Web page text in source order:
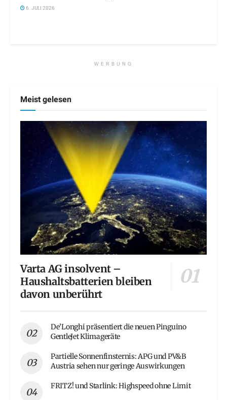
6. JULI 2026
WERBUNG
Meist gelesen
Varta AG insolvent –
Haushaltsbatterien bleiben
davon unberührt
De’Longhi präsentiert die neuen Pinguino
GentleJet Klimageräte
Partielle Sonnenfinsternis: APG und PV&B
Austria sehen nur geringe Auswirkungen
FRITZ! und Starlink: Highspeed ohne Limit